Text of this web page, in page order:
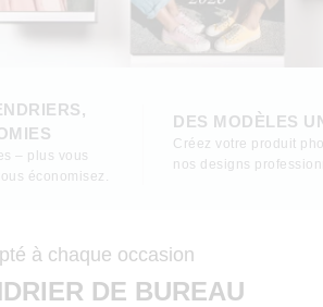
– plus vous
économisez.
DES MODÈLES
Créez votre produit
nos designs
à chaque occasion
DE BUREAU